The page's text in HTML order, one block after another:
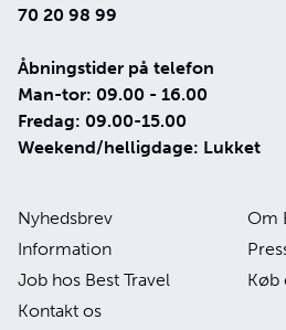
70 20 98 99
Åbningstider på telefon
Man-tor: 09.00 - 16.00
Fredag: 09.00-15.00
Weekend/helligdage: Lukket
Nyhedsbrev
Om
Information
Job hos Best Travel
Køb
Kontakt os